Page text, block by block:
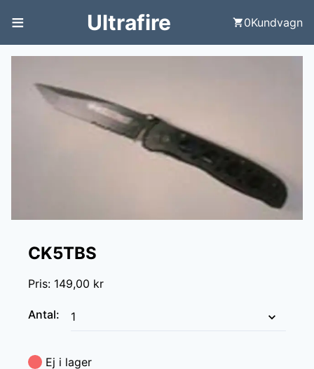
≡ Ultrafire 0Kundvagn
CK5TBS
Pris: 149,00 kr
Antal:
Ej i lager